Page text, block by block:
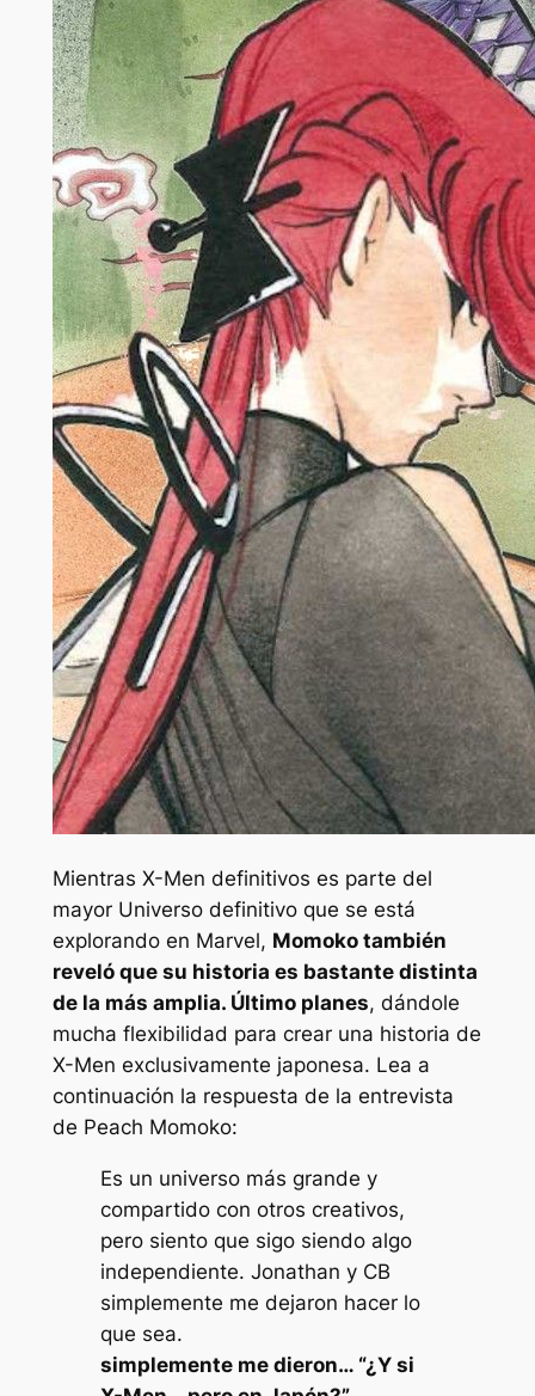
​​​​​Mientras X-Men definitivos es parte del
mayor Universo definitivoque se está
explorando en Marvel, Momoko también
reveló que su historia es bastante distinta
de la más amplia. Último planes, dándole
mucha flexibilidad para crear una historia de
X-Men exclusivamente japonesa. Lea a
continuación la respuesta de la entrevista
de Peach Momoko:
Es un universo más grande y
compartido con otros creativos,
pero siento que sigo siendo algo
independiente. Jonathan y CB
simplemente me dejaron hacer lo
que sea.
simplemente me dieron… “¿Y si